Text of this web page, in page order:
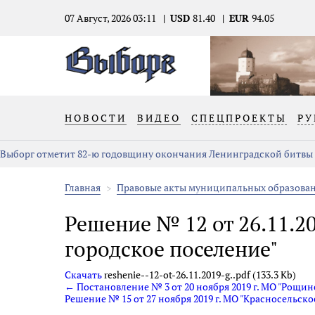
07 Август, 2026 03:11 USD 81.40 EUR 94.05
НОВОСТИ ВИДЕО СПЕЦПРОЕКТЫ
Выборг отметит 82-ю годовщину окончания Ленинградской битвы
Главная Правовые акты муниципальных
Решение № 12 от
городское поселение"
Скачатьreshenie--12-ot-26.11.2019-g..pdf (133.3 Kb)
← Постановление № 3 от 20 ноября 2019 г. МО
Решение № 15 от 27 ноября 2019 г. МО